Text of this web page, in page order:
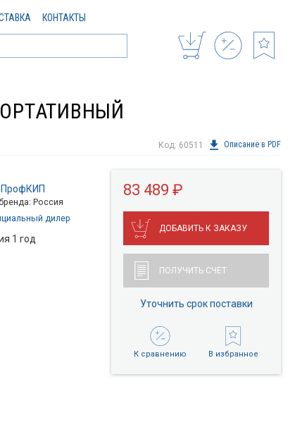
КОНТАКТЫ
Код: 60511 Описание в PDF
ПрофКИП
Россия
дилер
1 год
83 489 ₽
ДОБАВИТЬ К ЗАКАЗУ
ПОЛУЧИТЬ СЧЕТ
Уточнить срок поставки
К сравнению В избранное